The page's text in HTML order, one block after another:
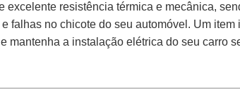
excelente resistência térmica e mecânica,
falhas no chicote do seu automóvel. Um
e mantenha a instalação elétrica do seu carro